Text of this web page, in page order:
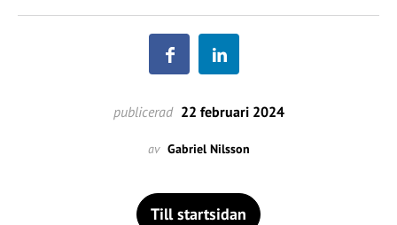
publicerad 22 februari 2024
av Gabriel Nilsson
Till startsidan